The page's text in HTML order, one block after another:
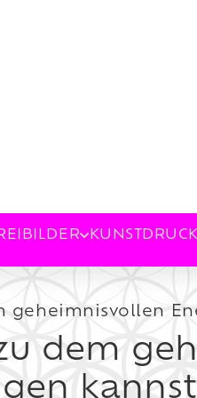
BILDER
geheimnisvollen
dem
kannst